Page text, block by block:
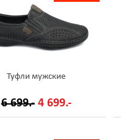
Туфли мужские
6 699.- 4 699.-